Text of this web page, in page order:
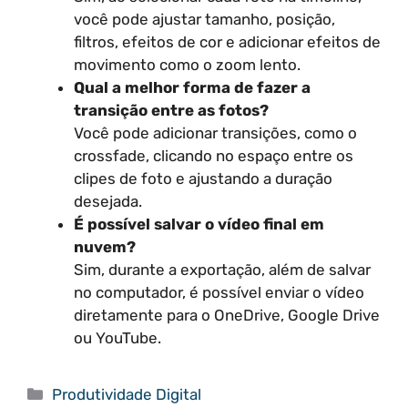
você pode ajustar tamanho, posição,
filtros, efeitos de cor e adicionar efeitos de
movimento como o zoom lento.
Qual a melhor forma de fazer a
transição entre as fotos?
Você pode adicionar transições, como o
crossfade, clicando no espaço entre os
clipes de foto e ajustando a duração
desejada.
É possível salvar o vídeo final em
nuvem?
Sim, durante a exportação, além de salvar
no computador, é possível enviar o vídeo
diretamente para o OneDrive, Google Drive
ou YouTube.
Categorias
Produtividade Digital